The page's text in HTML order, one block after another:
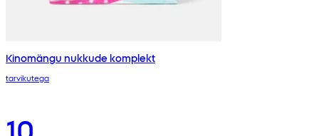
Kinomängu nukkude komplekt
tarvikutega
10